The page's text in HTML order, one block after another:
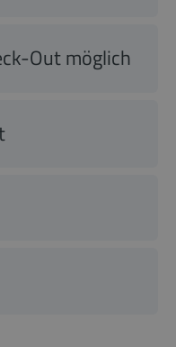
Out möglich